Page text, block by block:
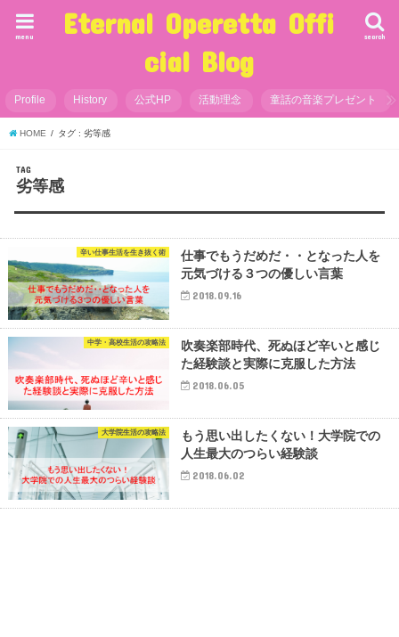
Eternal Operetta Offi
cial Blog
search
menu
Profile History 公式HP 活動理念 童話の音楽プレゼント
HOME タグ : 劣等感
TAG
劣等感
辛い仕事生活を生き抜く術
仕事でもうだめだ・・となった人を
元気づける３つの優しい言葉
2018.09.16
中学・高校生活の攻略法
吹奏楽部時代、死ぬほど辛いと感じ
た経験談と実際に克服した方法
2018.06.05
大学院生活の攻略法
もう思い出したくない！大学院での
人生最大のつらい経験談
2018.06.02